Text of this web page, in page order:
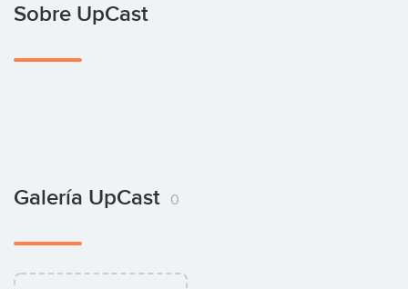
Sobre UpCast
Galería UpCast 0